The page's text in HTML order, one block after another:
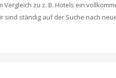
zu z. B. Hotels ein
ständig auf der Suche nach